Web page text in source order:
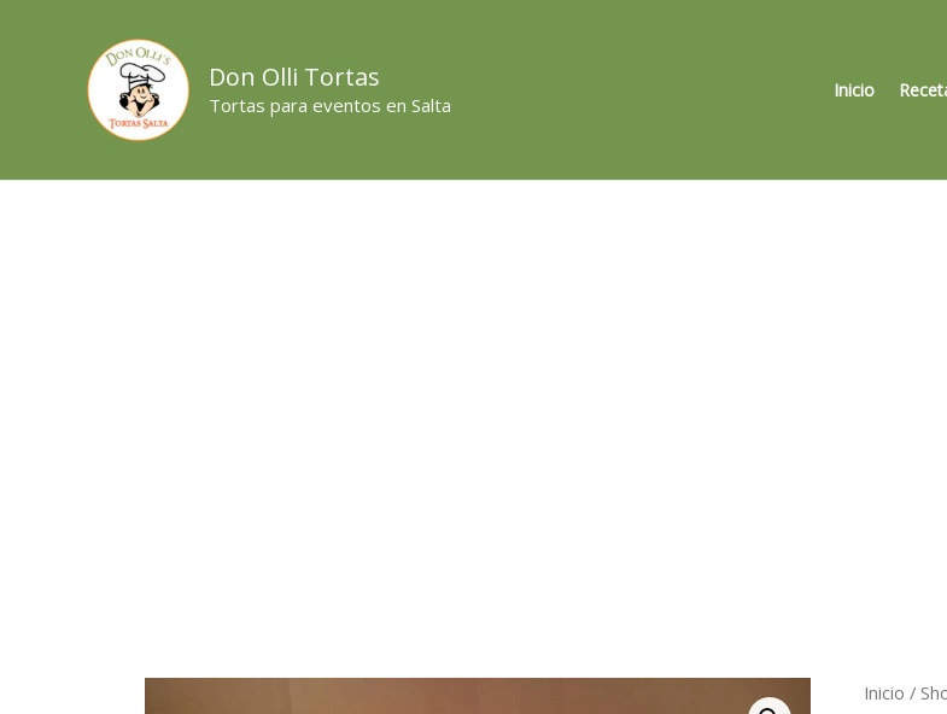
contenido
Don Olli Tortas
Tortas para eventos en Salta
Inicio
Inicio /